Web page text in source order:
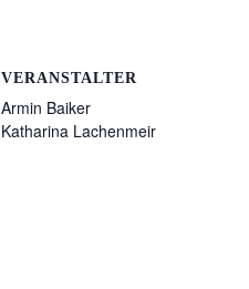
VERANSTALTER
Armin Baiker
Katharina Lachenmeir